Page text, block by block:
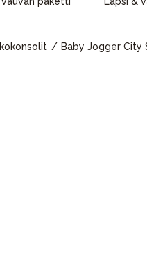
Baby Jogger City